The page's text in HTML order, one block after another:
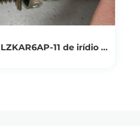
11 de irídio e